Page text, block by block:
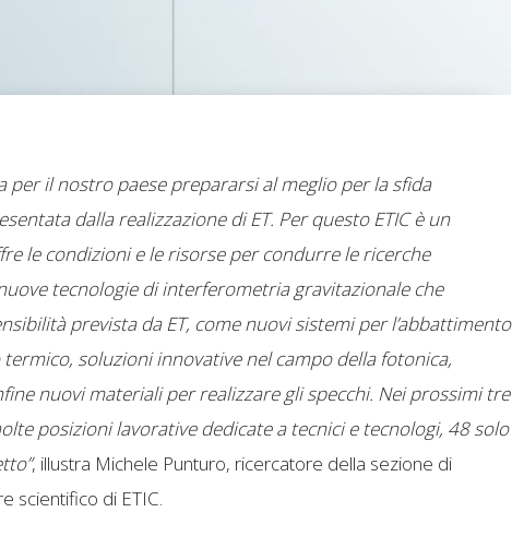
per il nostro paese prepararsi al meglio per la sfida
dalla realizzazione di ET. Per questo ETIC è un
le condizioni e le risorse per condurre le ricerche
tecnologie di interferometria gravitazionale che
prevista da ET, come nuovi sistemi per l’abbattimento
soluzioni innovative nel campo della fotonica,
nuovi materiali per realizzare gli specchi. Nei prossimi tre
posizioni lavorative dedicate a tecnici e tecnologi, 48 solo
, illustra Michele Punturo, ricercatore della sezione di
scientifico di ETIC.